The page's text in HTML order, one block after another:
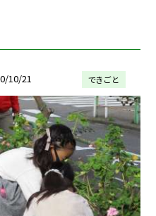
10/21 できごと